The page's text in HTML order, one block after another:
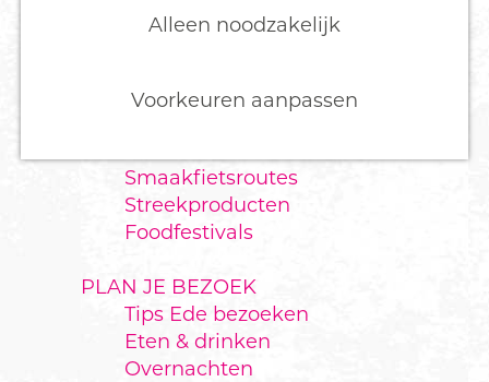
Alleen noodzakelijk
Voorkeuren aanpassen
a
Hoenderloo
Wekerom
Smaakfietsroutes
Streekproducten
Foodfestivals
PLAN JE BEZOEK
Tips Ede bezoeken
Eten & drinken
Overnachten
HEIDEWEEK EDE